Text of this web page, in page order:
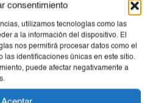
consentimiento
utilizamos tecnologías como las
a la información del dispositivo. El
nos permitirá procesar datos como el
las identificaciones únicas en este sitio.
puede afectar negativamente a
Melocotón Almíbar Montey
420g
€1,99